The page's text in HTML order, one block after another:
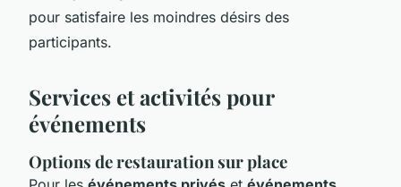
pour satisfaire les moindres désirs des
participants.
Services et activités pour
événements
Options de restauration sur place